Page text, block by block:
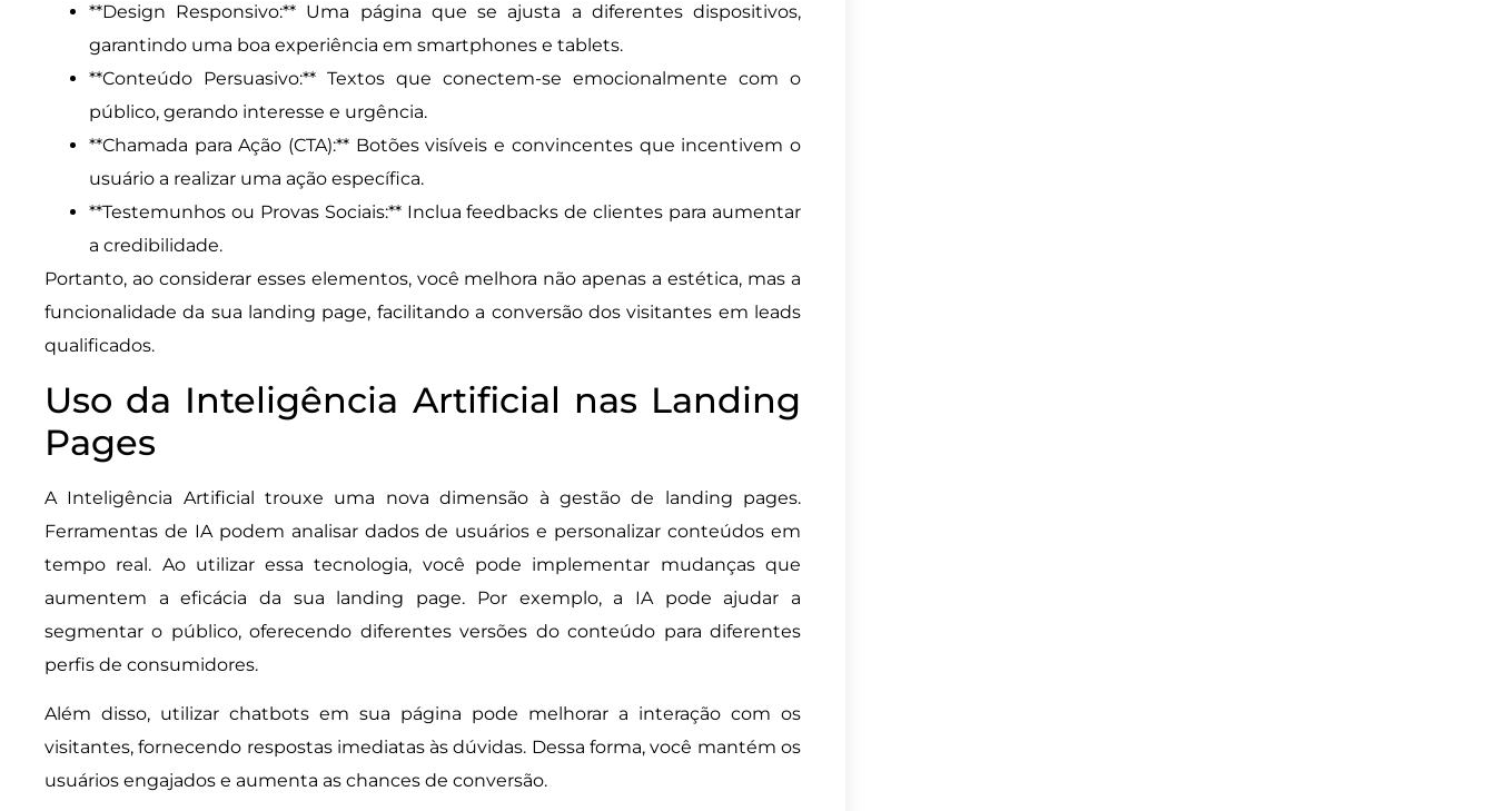
**Design Responsivo:** Uma página que se ajusta a diferentes dispositivos,
garantindo uma boa experiência em smartphones e tablets.
**Conteúdo Persuasivo:** Textos que conectem-se emocionalmente com o
público, gerando interesse e urgência.
**Chamada para Ação (CTA):** Botões visíveis e convincentes que incentivem o
usuário a realizar uma ação específica.
**Testemunhos ou Provas Sociais:** Inclua feedbacks de clientes para aumentar
a credibilidade.
Portanto, ao considerar esses elementos, você melhora não apenas a estética, mas a
funcionalidade da sua landing page, facilitando a conversão dos visitantes em leads
qualificados.
Uso da Inteligência Artificial nas Landing
Pages
A Inteligência Artificial trouxe uma nova dimensão à gestão de landing pages.
Ferramentas de IA podem analisar dados de usuários e personalizar conteúdos em
tempo real. Ao utilizar essa tecnologia, você pode implementar mudanças que
aumentem a eficácia da sua landing page. Por exemplo, a IA pode ajudar a
segmentar o público, oferecendo diferentes versões do conteúdo para diferentes
perfis de consumidores.
Além disso, utilizar chatbots em sua página pode melhorar a interação com os
visitantes, fornecendo respostas imediatas às dúvidas. Dessa forma, você mantém os
usuários engajados e aumenta as chances de conversão.